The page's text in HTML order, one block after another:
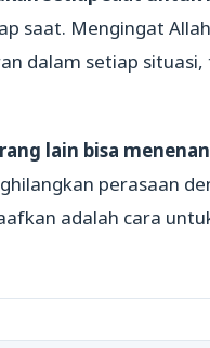
saat. Mengingat
dalam setiap
lain bisa
perasaan
adalah cara